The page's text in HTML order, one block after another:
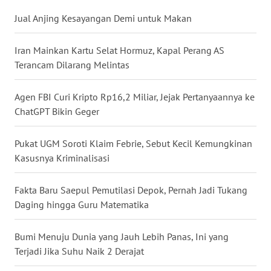
Jual Anjing Kesayangan Demi untuk Makan
Iran Mainkan Kartu Selat Hormuz, Kapal Perang AS
Terancam Dilarang Melintas
Agen FBI Curi Kripto Rp16,2 Miliar, Jejak Pertanyaannya ke
ChatGPT Bikin Geger
Pukat UGM Soroti Klaim Febrie, Sebut Kecil Kemungkinan
Kasusnya Kriminalisasi
Fakta Baru Saepul Pemutilasi Depok, Pernah Jadi Tukang
Daging hingga Guru Matematika
Bumi Menuju Dunia yang Jauh Lebih Panas, Ini yang
Terjadi Jika Suhu Naik 2 Derajat
WN
BABEL
WN
WN
BENGKULU
WN
LAMPUNG
WN
JATENG